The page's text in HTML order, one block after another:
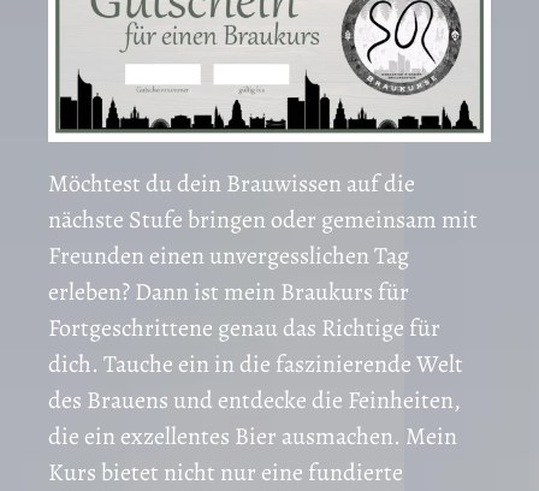
Möchtest du dein Brauwissen auf die
nächste Stufe bringen oder gemeinsam mit
Freunden einen unvergesslichen Tag
erleben? Dann ist mein Braukurs für
Fortgeschrittene genau das Richtige für
dich. Tauche ein in die faszinierende Welt
des Brauens und entdecke die Feinheiten,
die ein exzellentes Bier ausmachen. Mein
Kurs bietet nicht nur eine fundierte